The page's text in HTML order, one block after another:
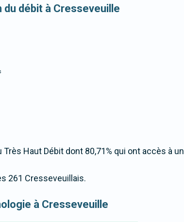
débit à Cresseveuille
Haut Débit dont 80,71% qui ont accès à un
261 Cresseveuillais.
à Cresseveuille